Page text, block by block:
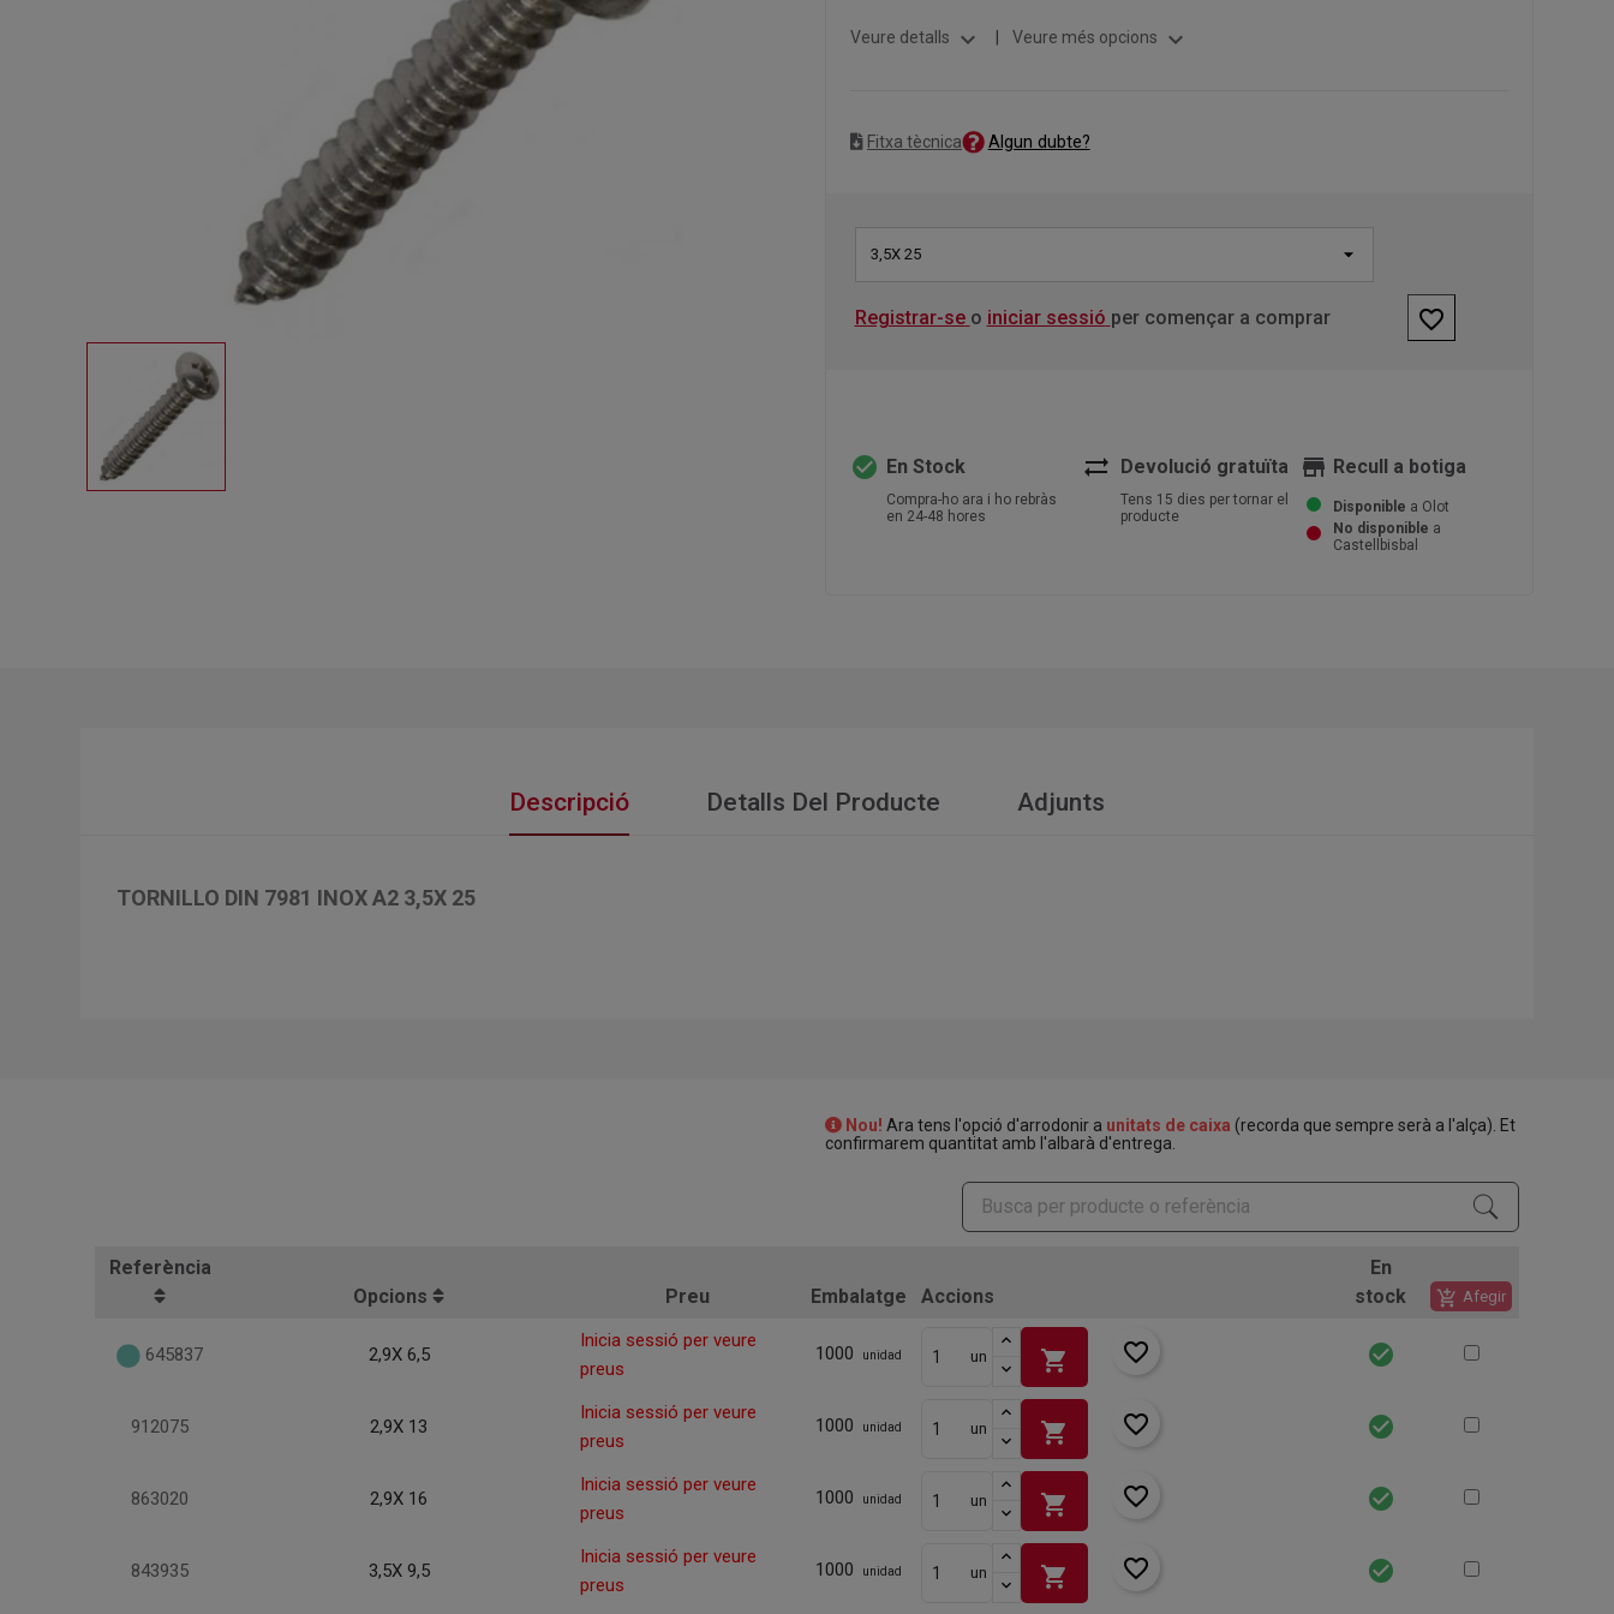
Veure detalls expand_more Veure més opcions expand_more
Fitxa tècnica Algun dubte?
3,5X 25
Registrar-se o iniciar sessió per començar a comprar favorite_border
check_circle En Stock
Compra-ho ara i ho rebràs
en 24-48 hores
sync_alt Devolució gratuïta
Tens 15 dies per tornar el
producte
store Recull a botiga
Disponible a Olot
No disponible a
Castellbisbal
Descripció Detalls Del Producte Adjunts
TORNILLO DIN 7981 INOX A2 3,5X 25
Nou! Ara tens l'opció d'arrodonir a unitats de caixa (recorda que sempre serà a l'alça). Et
confirmarem quantitat amb l'albarà d'entrega.
Referència
Opcions
Preu Embalatge Accions
En
stock
add_shopping_cart Afegir
645837 2,9X 6,5
Inicia sessió per veure
preus
1000 unidad un shopping_cart favorite_border check_circle
912075 2,9X 13
Inicia sessió per veure
preus
1000 unidad un shopping_cart favorite_border check_circle
863020 2,9X 16
Inicia sessió per veure
preus
1000 unidad un shopping_cart favorite_border check_circle
843935 3,5X 9,5
Inicia sessió per veure
preus
1000 unidad un shopping_cart favorite_border check_circle